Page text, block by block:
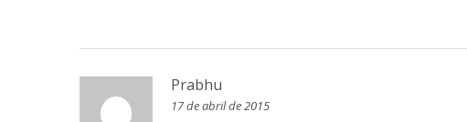
Prabhu
17 de abril de 2015